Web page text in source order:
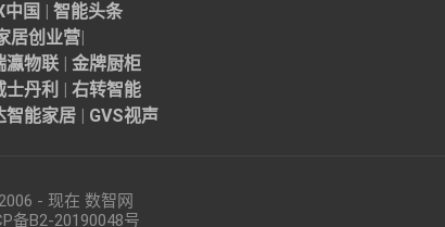
中国 | 智能头条
居创业营|
瀛物联 | 金牌厨柜
士丹利 | 右转智能
智能家居 | GVS视声
- 现在 数智网
备B2-20190048号